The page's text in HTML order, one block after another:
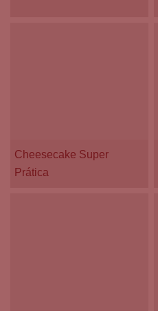
Cheesecake Super
Prática